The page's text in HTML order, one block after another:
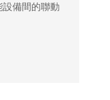
備間的聯動